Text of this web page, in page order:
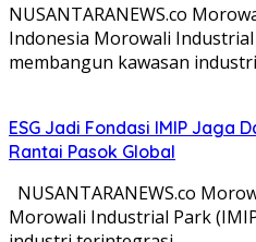
NUSANTARANEWS.co
Indonesia Morowali Industrial
membangun kawasan
ESG Jadi Fondasi IMIP Jaga
Rantai Pasok Global
NUSANTARANEWS.co
Morowali Industrial Park